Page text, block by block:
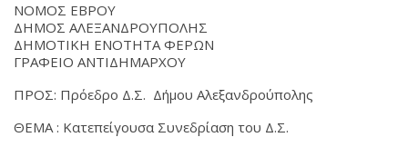
ΝΟΜΟΣ ΕΒΡΟΥ
ΔΗΜΟΣ ΑΛΕΞΑΝΔΡΟΥΠΟΛΗΣ
ΔΗΜΟΤΙΚΗ ΕΝΟΤΗΤΑ ΦΕΡΩΝ
ΓΡΑΦΕΙΟ ΑΝΤΙΔΗΜΑΡΧΟΥ
ΠΡΟΣ: Πρόεδρο Δ.Σ. Δήμου Αλεξανδρούπολης
ΘΕΜΑ : Κατεπείγουσα Συνεδρίαση του Δ.Σ.